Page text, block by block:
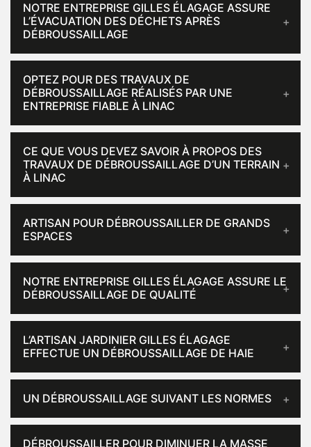
NOTRE ENTREPRISE GILLES ÉLAGAGE ASSURE
L’ÉVACUATION DES DÉCHETS APRÈS
DÉBROUSSAILLAGE
OPTEZ POUR DES TRAVAUX DE
DÉBROUSSAILLAGE RÉALISÉS PAR UNE
ENTREPRISE FIABLE À LINAC
CE QUE VOUS DEVEZ SAVOIR À PROPOS DES
TRAVAUX DE DÉBROUSSAILLAGE D’UN TERRAIN
À LINAC
ARTISAN POUR DÉBROUSSAILLER DE GRANDS
ESPACES
NOTRE ENTREPRISE GILLES ÉLAGAGE ASSURE LE
DÉBROUSSAILLAGE DE QUALITÉ
L’ARTISAN JARDINIER GILLES ÉLAGAGE
EFFECTUE UN DÉBROUSSAILLAGE DE HAIE
UN DÉBROUSSAILLAGE SUIVANT LES NORMES
DÉBROUSSAILLER POUR DIMINUER LA MASSE